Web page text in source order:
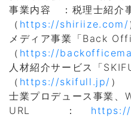
事業内容 ：税理士紹介
（ https://shiriize.com/
メディア事業「Back
（ https://
人材紹介サービス「
（ https://skifull.jp/ ）
士業プロデュース事業、
URL ：